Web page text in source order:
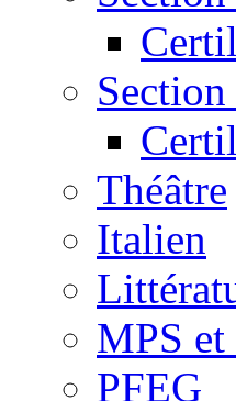
Théâtre
Italien
MPS et
PFEG